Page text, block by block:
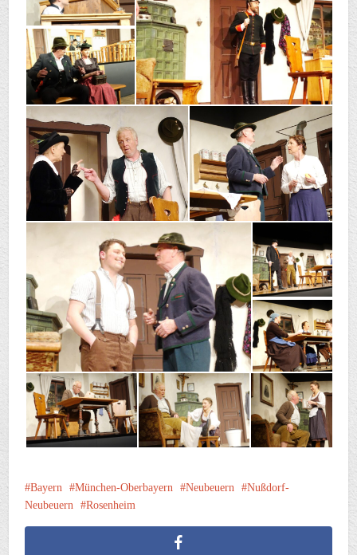
Bayern München-Oberbayern Neubeuern
Nußdorf-
Neubeuern
Rosenheim